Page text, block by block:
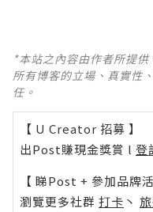
*本站之內容由作者所提
所有博客的立場、真實性
任。
【 U Creator 招募 】
出Post賺現金獎賞 l 登
【 睇Post + 參加品牌活
瀏覽更多社群 打卡 丶